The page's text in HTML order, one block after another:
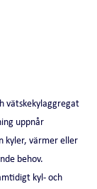
vätskekylaggregat
uppnår
kyler, värmer eller
behov.
kyl- och